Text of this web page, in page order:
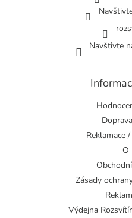
Navštivte
Reklamace
O
Zásady
Výdejna